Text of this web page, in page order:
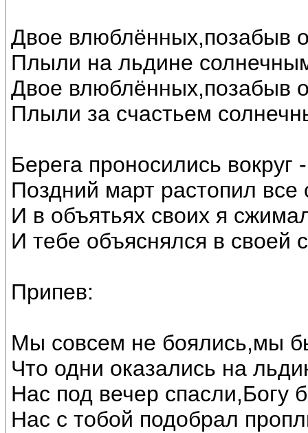
Двое влюблённых,позабыв
Плыли на льдине
Двое влюблённых,позабыв
Плыли за счастьем
Берега проносились
Поздний март растопил все
И в объятьях своих я
И тебе объяснялся в
Припев:
Мы совсем не боялись,мы
Что одни оказались на
Нас под вечер спасли,Богу
Нас с тобой подобрал